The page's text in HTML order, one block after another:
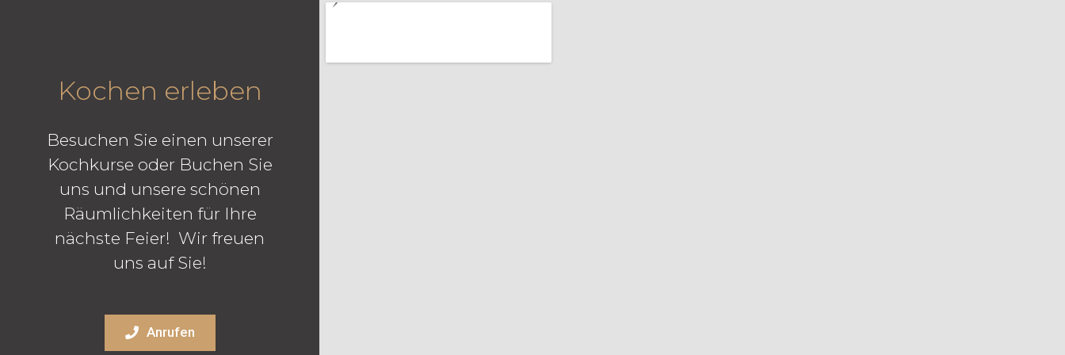
Kochen erleben
Besuchen Sie einen unserer
Kochkurse oder Buchen Sie
uns und unsere schönen
Räumlichkeiten für Ihre
nächste Feier! Wir freuen
uns auf Sie!
Anrufen